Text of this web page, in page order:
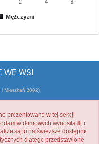
Mężczyźni
2 4 6
WE WSI
i Mieszkań 2002)
prezentowane w tej sekcji
domowych wynosiła 8, i
są to najświeższe dostępne
dlatego przedstawione